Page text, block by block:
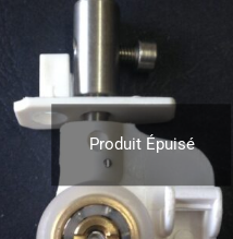
Produit Épuisé